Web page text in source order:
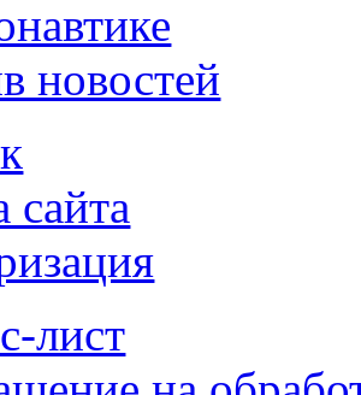
новостей
сайта
лист